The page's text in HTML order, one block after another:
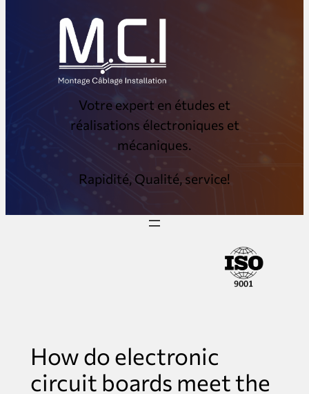
Votre expert en études et
réalisations électroniques et
mécaniques.
Rapidité, Qualité, service!
How do electronic
circuit boards meet the